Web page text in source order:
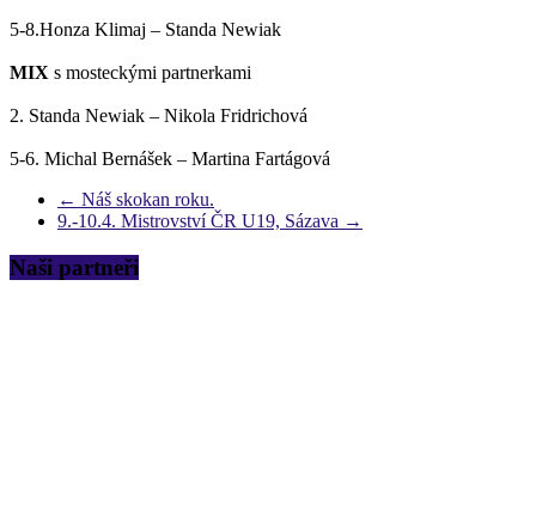
5-8.Honza Klimaj – Standa Newiak
MIX s mosteckými partnerkami
2. Standa Newiak – Nikola Fridrichová
5-6. Michal Bernášek – Martina Fartágová
← Náš skokan roku.
9.-10.4. Mistrovství ČR U19, Sázava →
Naši partneři